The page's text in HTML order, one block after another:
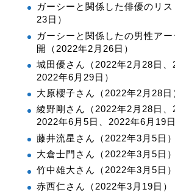
ガーシーと関係した俳優のリ
23日）
ガーシーと関係したの男性ア
開（2022年2月26日）
城田優さん（2022年2月28日、
2022年6月29日）
大原櫻子さん（2022年2月28日
綾野剛さん（2022年2月28日、
2022年6月5日、2022年6月19
藤井流星さん（2022年3月5日）
大倉士門さん（2022年3月5日）
竹中雄大さん（2022年3月5日）
赤西仁さん（2022年3月19日）